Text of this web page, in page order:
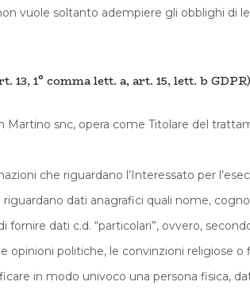
vuole soltanto adempiere gli obblighi di
1° comma lett. a, art. 15, lett. b GDPR)
Martino snc, opera come Titolare del
che riguardano l’Interessato per
dati anagrafici quali nome,
fornire dati c.d. “particolari”, ovvero,
opinioni politiche, le convinzioni religiose
in modo univoco una persona fisica,